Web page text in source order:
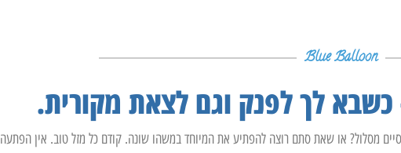
Blue Balloon
כשבא לך לפנק וגם לצאת מקורית.
מסלול? או שאת סתם רוצה להפתיע את המיוחד במשהו שונה. קודם כל מזל טוב. אין הפתעה